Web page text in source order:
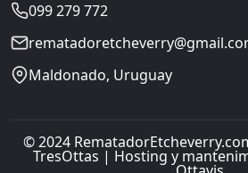
099 279 772
Maldonado, Uruguay
© 2024
TresOttas | Hosting y